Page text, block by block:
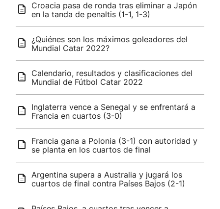
Croacia pasa de ronda tras eliminar a Japón
en la tanda de penaltis (1-1, 1-3)
¿Quiénes son los máximos goleadores del
Mundial Catar 2022?
Calendario, resultados y clasificaciones del
Mundial de Fútbol Catar 2022
Inglaterra vence a Senegal y se enfrentará a
Francia en cuartos (3-0)
Francia gana a Polonia (3-1) con autoridad y
se planta en los cuartos de final
Argentina supera a Australia y jugará los
cuartos de final contra Países Bajos (2-1)